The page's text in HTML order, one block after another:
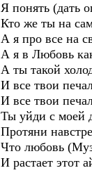
Я понять (дать
Кто же ты на
А я про все на
А я в Любовь
А ты такой
И все твои
И все твои
Ты уйди с моей
Протяни
Что любовь
И растает этот